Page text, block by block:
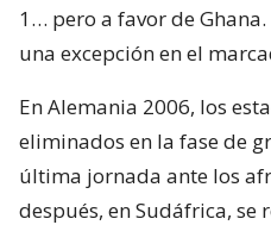
1… pero a favor de
una excepción en el
En Alemania 2006, los
eliminados en la fase de
última jornada ante los
después, en Sudáfrica,